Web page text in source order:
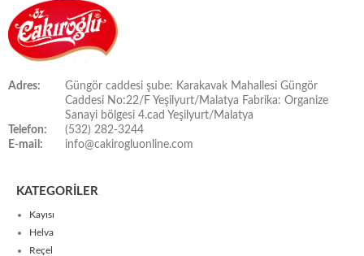
Adres:
Güngör caddesi şube: Karakavak Mahallesi Güngör
Caddesi No:22/F Yeşilyurt/Malatya Fabrika: Organize
Sanayi bölgesi 4.cad Yeşilyurt/Malatya
Telefon:
(532) 282-3244
E-mail:
info@cakirogluonline.com
KATEGORİLER
Kayısı
Helva
Reçel